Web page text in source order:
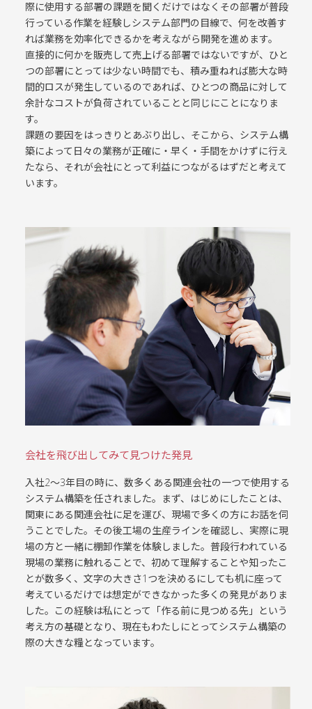
際に使用する部署の課題を聞くだけではなくその部署が普段
行っている作業を経験しシステム部門の目線で、何を改善す
れば業務を効率化できるかを考えながら開発を進めます。
直接的に何かを販売して売上げる部署ではないですが、ひと
つの部署にとっては少ない時間でも、積み重ねれば膨大な時
間的ロスが発生しているのであれば、ひとつの商品に対して
余計なコストが負荷されていることと同じにことになりま
す。
課題の要因をはっきりとあぶり出し、そこから、システム構
築によって日々の業務が正確に・早く・手間をかけずに行え
たなら、それが会社にとって利益につながるはずだと考えて
います。
会社を飛び出してみて見つけた発見
入社2〜3年目の時に、数多くある関連会社の一つで使用する
システム構築を任されました。まず、はじめにしたことは、
関東にある関連会社に足を運び、現場で多くの方にお話を伺
うことでした。その後工場の生産ラインを確認し、実際に現
場の方と一緒に棚卸作業を体験しました。普段行われている
現場の業務に触れることで、初めて理解することや知ったこ
とが数多く、文字の大きさ1つを決めるにしても机に座って
考えているだけでは想定ができなかった多くの発見がありま
した。この経験は私にとって「作る前に見つめる先」という
考え方の基礎となり、現在もわたしにとってシステム構築の
際の大きな糧となっています。